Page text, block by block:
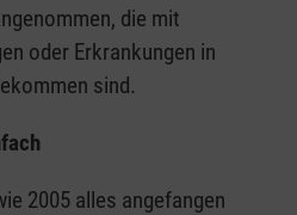
die mit
oder Erkrankungen in
sind.
2005 alles angefangen